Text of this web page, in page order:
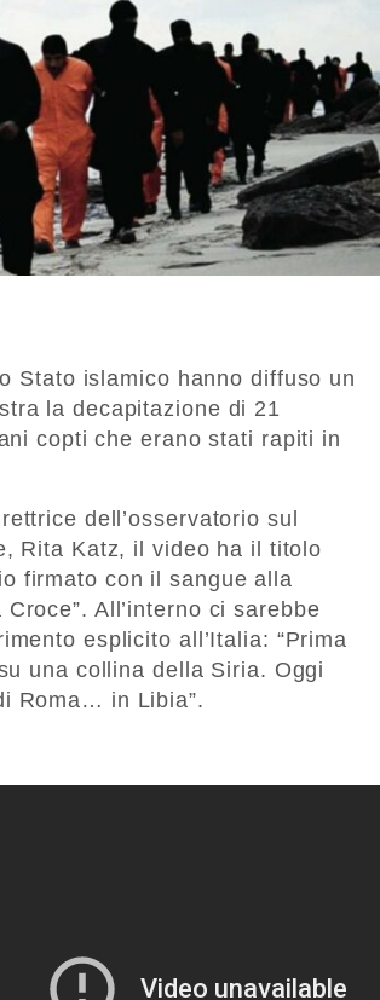
Stato islamico hanno diffuso un
la decapitazione di 21
copti che erano stati rapiti in
dell’osservatorio sul
Rita Katz, il video ha il titolo
firmato con il sangue alla
All’interno ci sarebbe
esplicito all’Italia: “Prima
una collina della Siria. Oggi
Roma… in Libia”.